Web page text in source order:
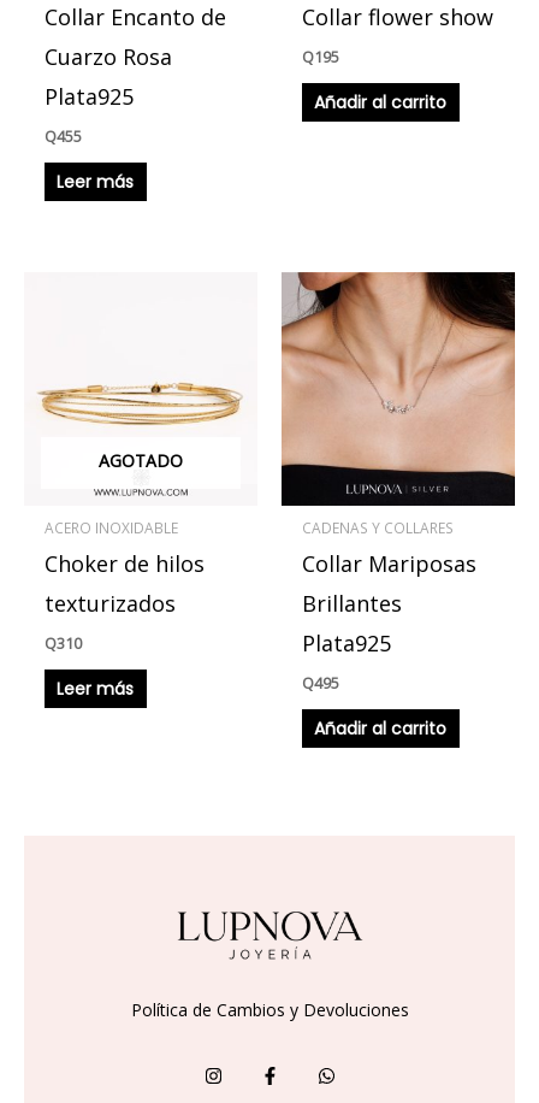
Collar Encanto de
Cuarzo Rosa
Plata925
Q455
Leer más
Collar flower show
Q195
Añadir al carrito
AGOTADO
ACERO INOXIDABLE
Choker de hilos
texturizados
Q310
Leer más
CADENAS Y COLLARES
Collar Mariposas
Brillantes
Plata925
Q495
Añadir al carrito
Política de Cambios y Devoluciones